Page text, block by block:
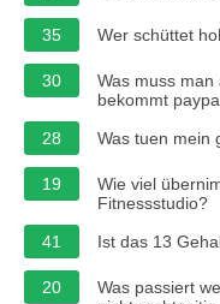
35 Wer schüttet
30
Was muss
bekommt
28
Was tuen mein
19
Wie viel
Fitnessstudio?
41
Ist das 13
20
Was passiert